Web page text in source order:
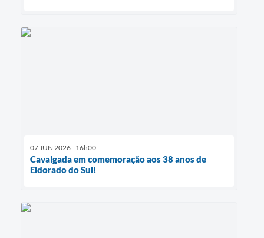
07 JUN 2026 - 16h00
Cavalgada em comemoração aos 38 anos de
Eldorado do Sul!